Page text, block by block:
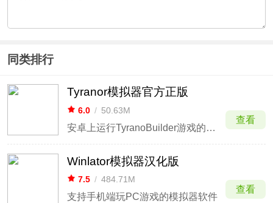
同类排行
Tyranor模拟器官方正版
6.0 / 50.63M
安卓上运行TyranoBuilder游戏的轻量型模拟器
查看
Winlator模拟器汉化版
7.5 / 484.71M
支持手机端玩PC游戏的模拟器软件
查看